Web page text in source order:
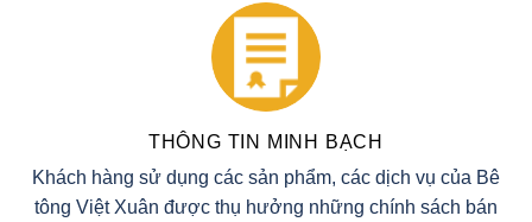
THÔNG TIN MINH BẠCH
Khách hàng sử dụng các sản phẩm, các dịch vụ của Bê
tông Việt Xuân được thụ hưởng những chính sách bán